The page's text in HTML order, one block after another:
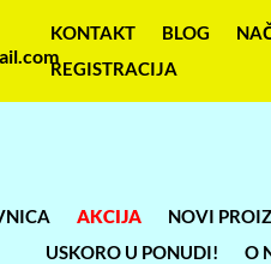
KONTAKT BLOG
REGISTRACIJA
AKCIJA
NOVI
USKORO U PONUDI!
O